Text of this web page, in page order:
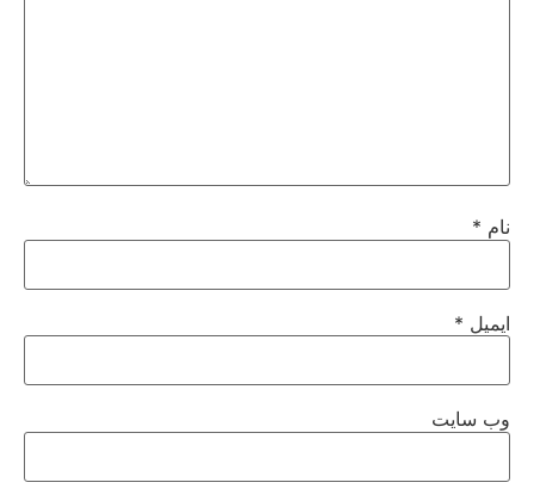
نام *
ایمیل *
وب‌ سایت